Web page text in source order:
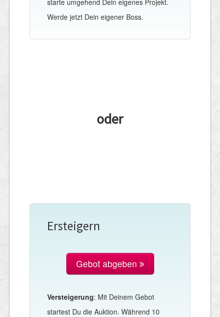
Werde jetzt Dein eigener Boss.
oder
Ersteigern
Gebot abgeben
Versteigerung: Mit Deinem Gebot
startest Du die Auktion. Während 10